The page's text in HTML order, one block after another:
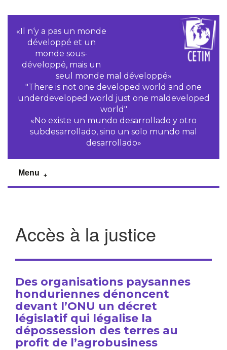
«Il n‘y a pas un monde
développé et un
monde sous-
développé, mais un
seul monde mal développé»
"There is not one developed world and one
underdeveloped world just one maldeveloped
world"
«No existe un mundo desarrollado y otro
subdesarrollado, sino un solo mundo mal
desarrollado»
Menu
Accès à la justice
Des organisations paysannes
honduriennes dénoncent
devant l’ONU un décret
législatif qui légalise la
dépossession des terres au
profit de l’agrobusiness